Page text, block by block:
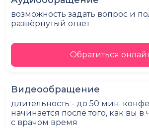
возможность задать вопрос и
развёрнутый ответ
Обратиться
Видеообращение
длительность - до 50 мин.
начинается после того, как вы в
с врачом время